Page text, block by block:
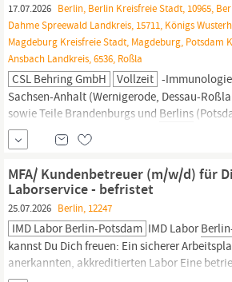
17.07.2026 Berlin, Berlin Kreisfreie Stadt, 10965,
Dahme Spreewald Landkreis, 15711, Königs
Magdeburg Kreisfreie Stadt, Magdeburg, Potsdam
Ansbach Landkreis, 6536, Roßla
CSL Behring GmbH Vollzeit -
Sachsen-Anhalt (Wernigerode, Dessau-
sowie Teile Brandenburgs und Berlins
Wusterhausen, Berlin
Neukölln, Treptow-
Über die Position In dieser Rolle übernehmen
Verantwortung für den erfolgreichen Vertrieb
Klinik- und...
MFA/ Kundenbetreuer (m/w/d) für
Laborservice - befristet
25.07.2026 Berlin, 12247
IMD Labor Berlin-Potsdam IMD Labor
kannst Du Dich freuen: Ein sicherer
anerkannten, akkreditierten Labor Eine